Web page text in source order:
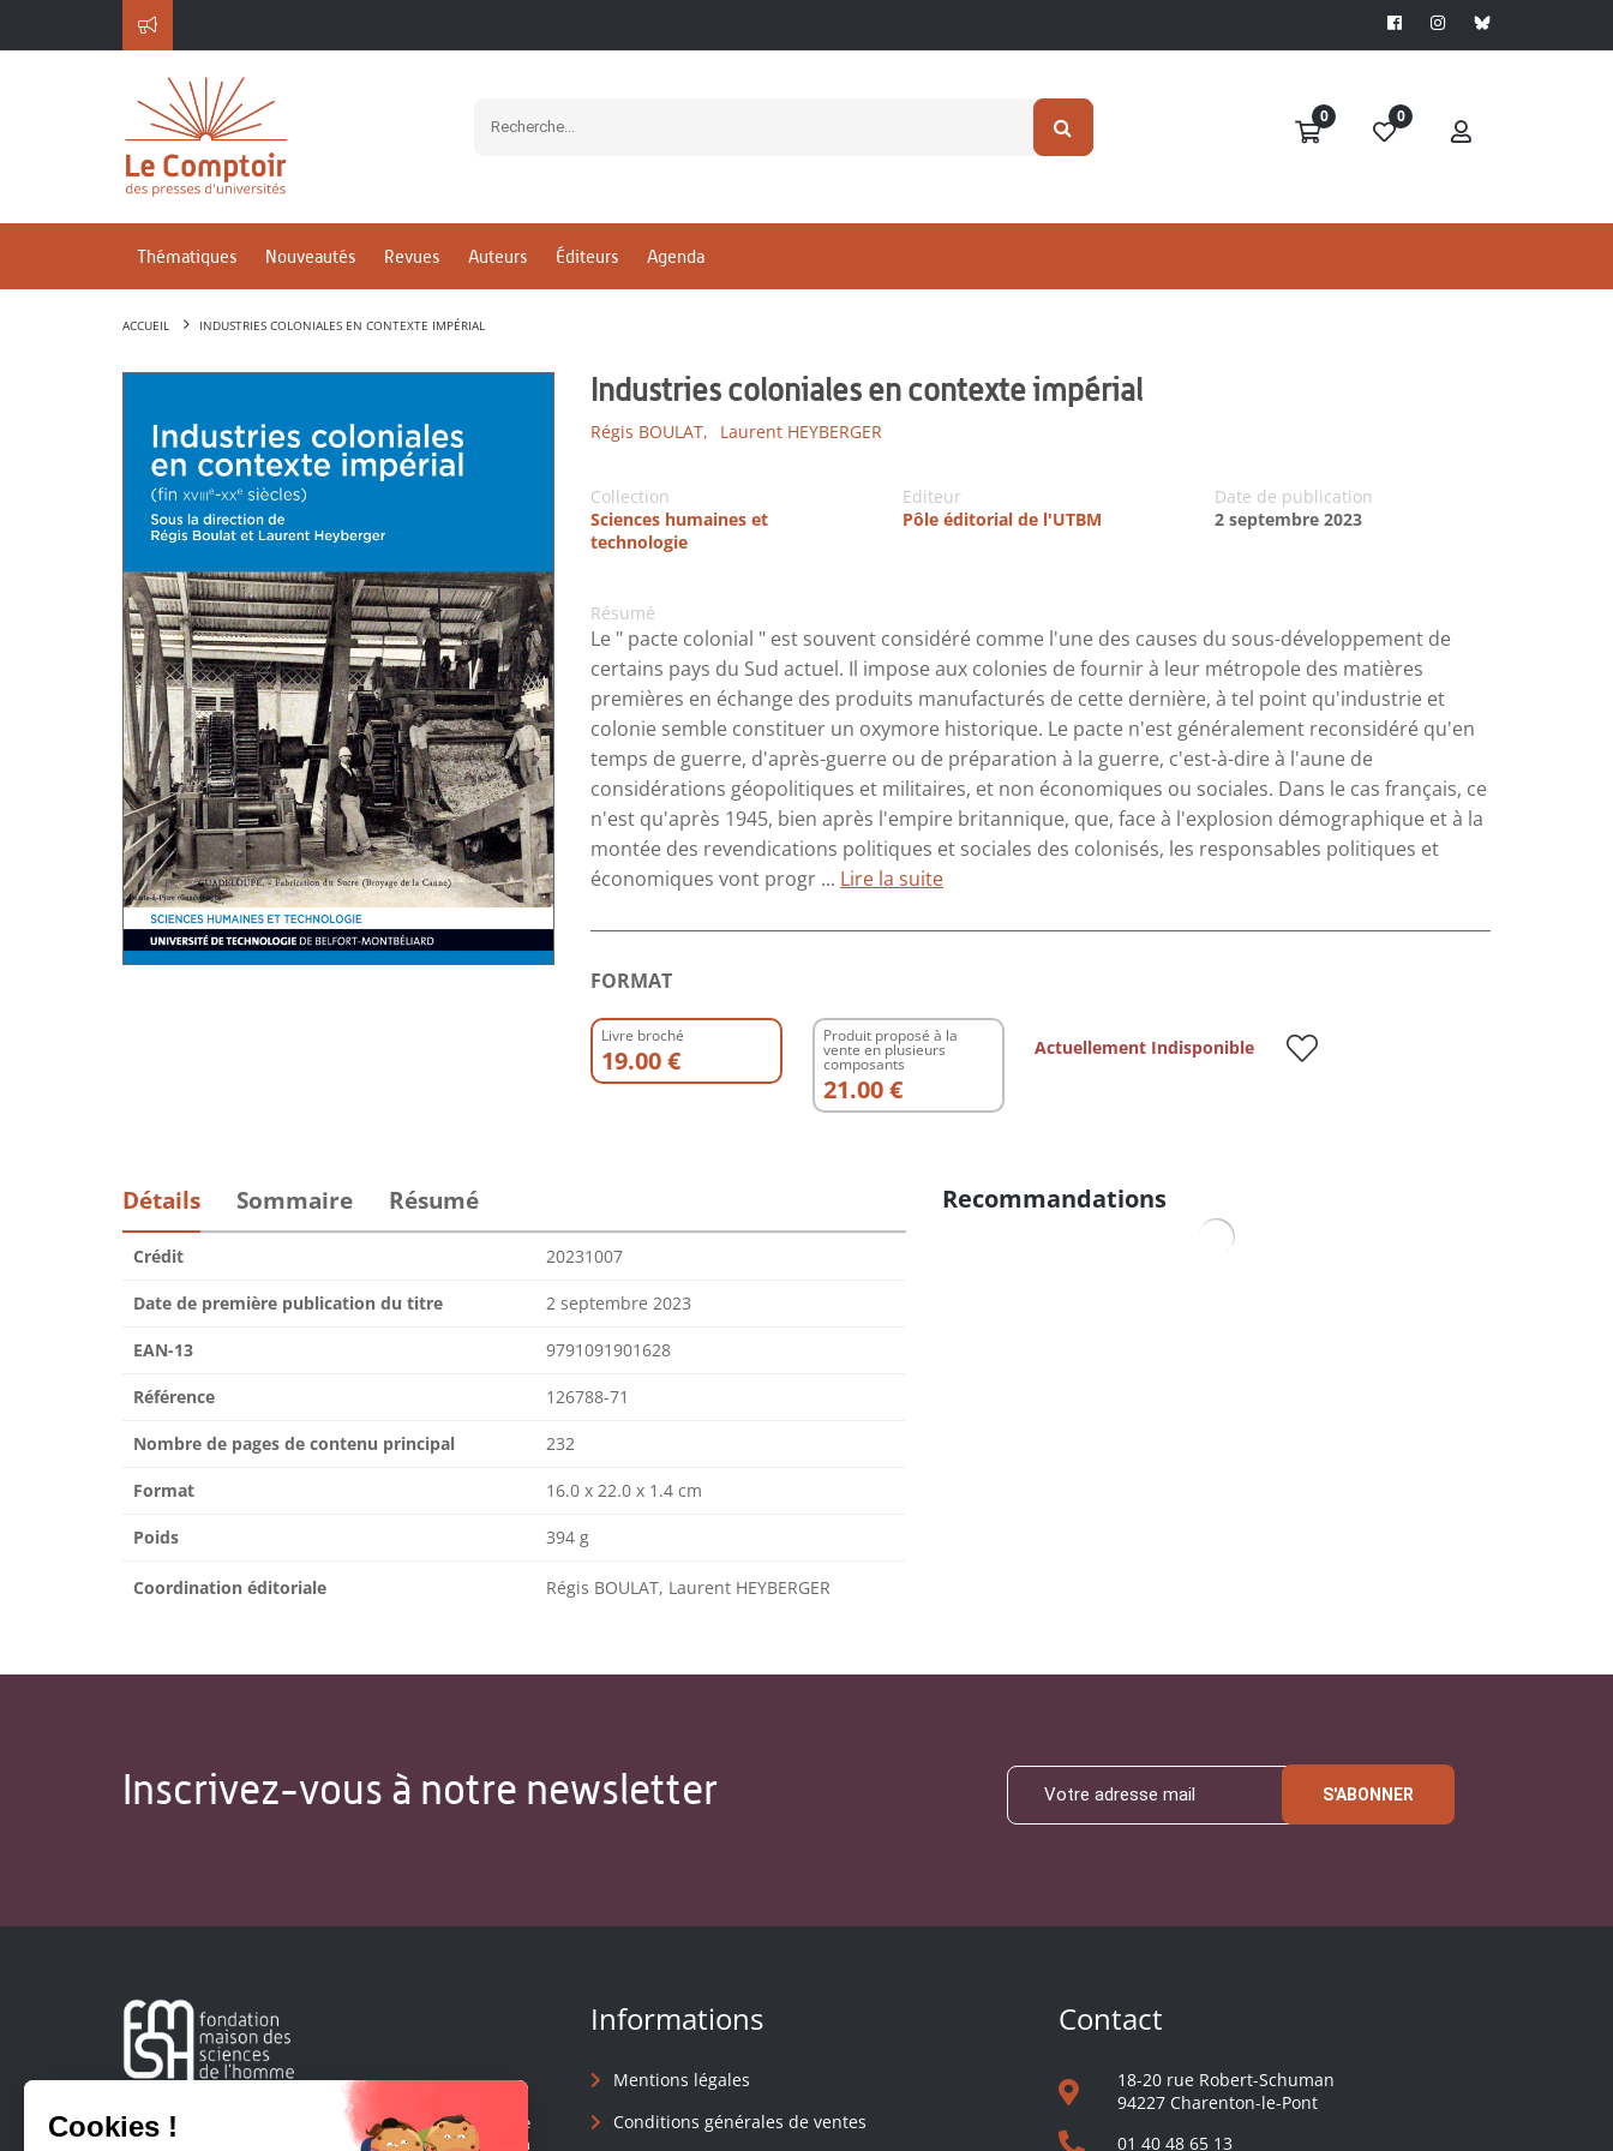
0 0
Thématiques Nouveautés Revues Auteurs Éditeurs Agenda
ACCUEIL INDUSTRIES COLONIALES EN CONTEXTE IMPÉRIAL
Industries coloniales en contexte impérial
Régis BOULAT, Laurent HEYBERGER
Collection
Sciences humaines et
technologie
Editeur
Pôle éditorial de l'UTBM
Date de publication
2 septembre 2023
Résumé
Le " pacte colonial " est souvent considéré comme l'une des causes du sous-développement de
certains pays du Sud actuel. Il impose aux colonies de fournir à leur métropole des matières
premières en échange des produits manufacturés de cette dernière, à tel point qu'industrie et
colonie semble constituer un oxymore historique. Le pacte n'est généralement reconsidéré qu'en
temps de guerre, d'après-guerre ou de préparation à la guerre, c'est-à-dire à l'aune de
considérations géopolitiques et militaires, et non économiques ou sociales. Dans le cas français, ce
n'est qu'après 1945, bien après l'empire britannique, que, face à l'explosion démographique et à la
montée des revendications politiques et sociales des colonisés, les responsables politiques et
économiques vont progr ... Lire la suite
FORMAT
Livre broché
19.00 €
Produit proposé à la
vente en plusieurs
composants
21.00 €
Actuellement Indisponible
Détails Sommaire Résumé
Crédit 20231007
Date de première publication du titre 2 septembre 2023
EAN-13 9791091901628
Référence 126788-71
Nombre de pages de contenu principal 232
Format 16.0 x 22.0 x 1.4 cm
Poids 394 g
Coordination éditoriale Régis BOULAT, Laurent HEYBERGER
Recommandations
Inscrivez-vous à notre newsletter S'ABONNER
Créée en 1963, la Fondation Maison Sciences de l'Homme
soutient la recherche et la diffusion des connaissances en
Informations
Mentions légales
Conditions générales de ventes
Contact
18-20 rue Robert-Schuman
94227 Charenton-le-Pont
01 40 48 65 13